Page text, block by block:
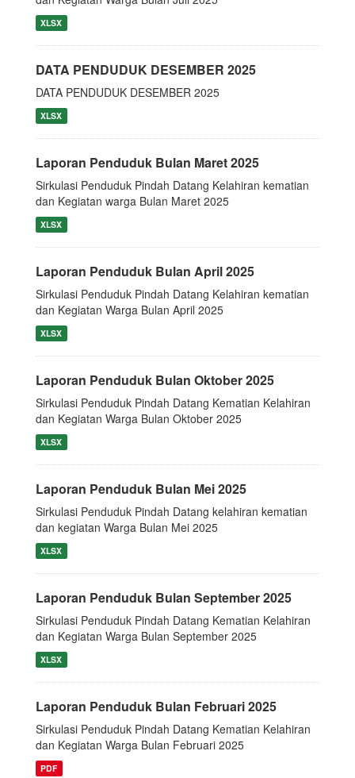
XLSX
DATA PENDUDUK DESEMBER 2025
DATA PENDUDUK DESEMBER 2025
XLSX
Laporan Penduduk Bulan Maret 2025
Sirkulasi Penduduk Pindah Datang Kelahiran kematian
dan Kegiatan warga Bulan Maret 2025
XLSX
Laporan Penduduk Bulan April 2025
Sirkulasi Penduduk Pindah Datang Kelahiran kematian
dan Kegiatan Warga Bulan April 2025
XLSX
Laporan Penduduk Bulan Oktober 2025
Sirkulasi Penduduk Pindah Datang Kematian Kelahiran
dan Kegiatan Warga Bulan Oktober 2025
XLSX
Laporan Penduduk Bulan Mei 2025
Sirkulasi Penduduk Pindah Datang kelahiran kematian
dan kegiatan Warga Bulan Mei 2025
XLSX
Laporan Penduduk Bulan September 2025
Sirkulasi Penduduk Pindah Datang Kematian Kelahiran
dan Kegiatan Warga Bulan September 2025
XLSX
Laporan Penduduk Bulan Februari 2025
Sirkulasi Penduduk Pindah Datang Kematian Kelahiran
dan Kegiatan Warga Bulan Februari 2025
PDF